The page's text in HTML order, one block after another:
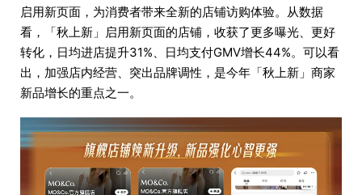
启用新页面，为消费者带来全新的店铺访购体验。从数据
看，「秋上新」启用新页面的店铺，收获了更多曝光、更好
转化，日均进店提升31%、日均支付GMV增长44%。可以看
出，加强店内经营、突出品牌调性，是今年「秋上新」商家
新品增长的重点之一。